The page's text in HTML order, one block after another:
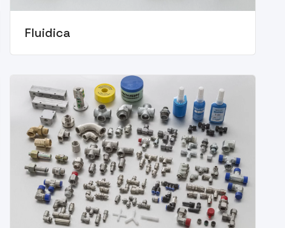
Fluidica